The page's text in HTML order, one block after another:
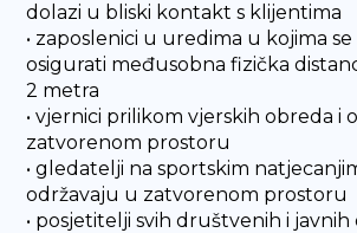
dolazi u bliski kontakt s klijentima
• zaposlenici u uredima u kojima
osigurati međusobna fizička
2 metra
• vjernici prilikom vjerskih obreda i
zatvorenom prostoru
• gledatelji na sportskim
održavaju u zatvorenom prostoru
• posjetitelji svih društvenih i